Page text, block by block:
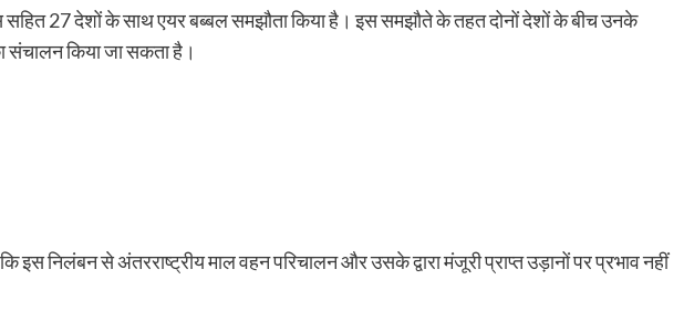
27 देशों के साथ एयर बब्बल समझौता किया है। इस समझौते के तहत दोनों देशों के बीच उनके
संचालन किया जा सकता है।
इस निलंबन से अंतरराष्ट्रीय माल वहन परिचालन और उसके द्वारा मंजूरी प्राप्त उड़ानों पर प्रभाव नहीं